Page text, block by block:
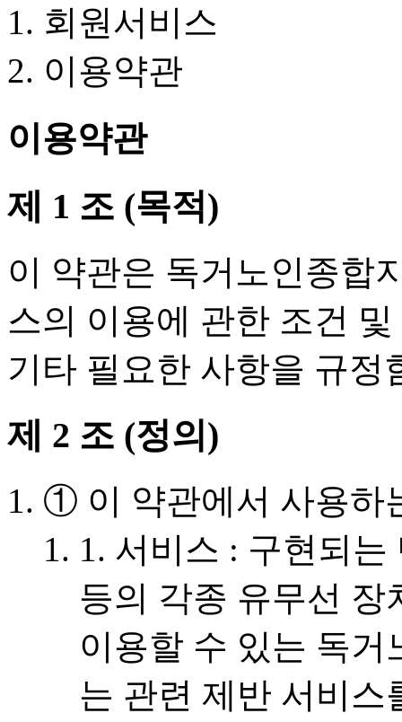
회원서비스
이용약관
이용약관
제 1 조 (목적)
이 약관은 독거노인종합
스의 이용에 관한 조건
기타 필요한 사항을 규정
제 2 조 (정의)
① 이 약관에서 사용하
1. 서비스 : 구현되는
등의 각종 유무선 장
이용할 수 있는 독
는 관련 제반 서비스